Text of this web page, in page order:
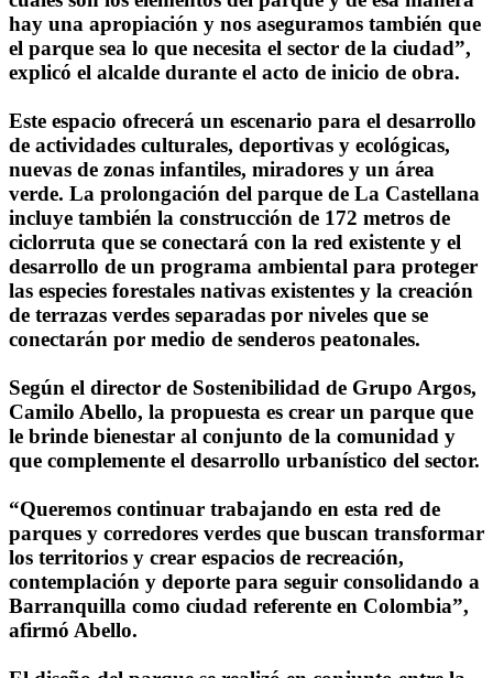
hay una apropiación y nos aseguramos también que
el parque sea lo que necesita el sector de la ciudad”,
explicó el alcalde durante el acto de inicio de obra.
Este espacio ofrecerá un escenario para el desarrollo
de actividades culturales, deportivas y ecológicas,
nuevas de zonas infantiles, miradores y un área
verde. La prolongación del parque de La Castellana
incluye también la construcción de 172 metros de
ciclorruta que se conectará con la red existente y el
desarrollo de un programa ambiental para proteger
las especies forestales nativas existentes y la creación
de terrazas verdes separadas por niveles que se
conectarán por medio de senderos peatonales.
Según el director de Sostenibilidad de Grupo Argos,
Camilo Abello, la propuesta es crear un parque que
le brinde bienestar al conjunto de la comunidad y
que complemente el desarrollo urbanístico del sector.
“Queremos continuar trabajando en esta red de
parques y corredores verdes que buscan transformar
los territorios y crear espacios de recreación,
contemplación y deporte para seguir consolidando a
Barranquilla como ciudad referente en Colombia”,
afirmó Abello.